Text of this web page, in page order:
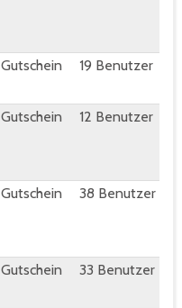
Gutschein 19 Benutzer
Gutschein 12 Benutzer
Gutschein 38 Benutzer
Gutschein 33 Benutzer